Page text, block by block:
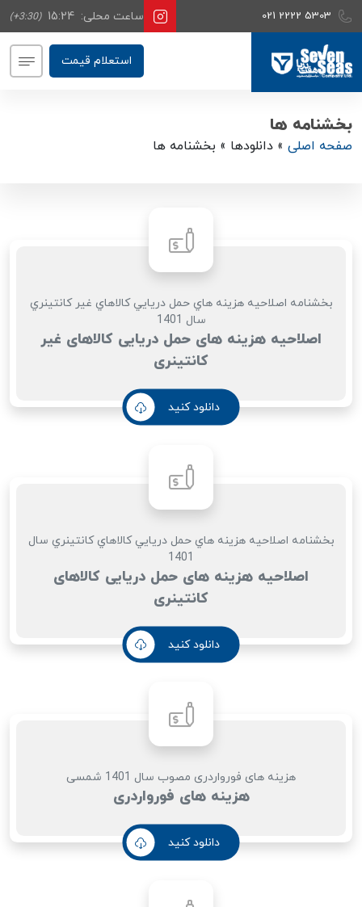
021 2222 5303 ساعت محلی: 15:24
(+3:30)
استعلام قیمت
بخشنامه ها
صفحه اصلی » دانلودها » بخشنامه ها
بخشنامه اصلاحيه هزينه هاي حمل دريايي كالاهاي غير كانتينري
سال 1401
اصلاحیه هزینه های حمل دریایی کالاهای غیر
کانتینری
دانلود کنید
بخشنامه اصلاحيه هزينه هاي حمل دريايي كالاهاي كانتينري سال
1401
اصلاحیه هزینه های حمل دریایی کالاهای
کانتینری
دانلود کنید
هزینه های فورواردری مصوب سال 1401 شمسی
هزینه های فورواردری
دانلود کنید